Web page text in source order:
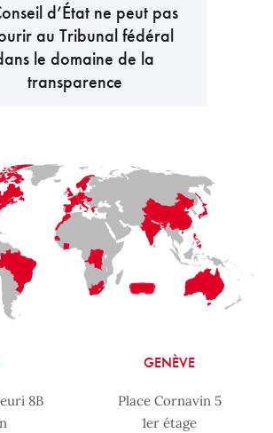
d’État ne peut pas
au Tribunal fédéral
le domaine de la
transparence
8B
GENÈVE
Place Cornavin 5
1er étage